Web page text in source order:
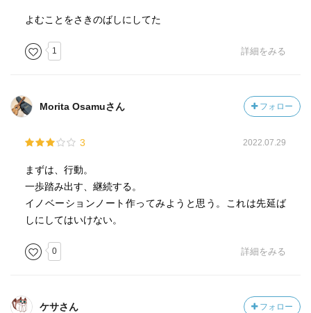
よむことをさきのばしにしてた
1 詳細をみる
Morita Osamuさん フォロー
3 2022.07.29
まずは、行動。
一歩踏み出す、継続する。
イノベーションノート作ってみようと思う。これは先延ば
しにしてはいけない。
0 詳細をみる
ケサさん フォロー